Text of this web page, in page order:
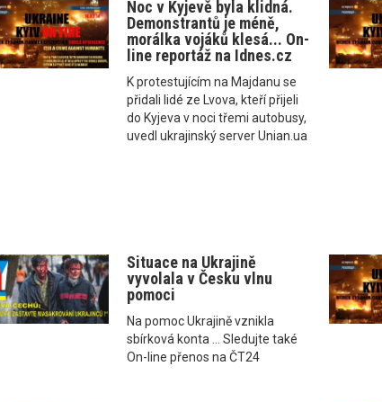
Noc v Kyjevě byla klidná.
Demonstrantů je méně,
morálka vojáků klesá... On-
line reportáž na Idnes.cz
K protestujícím na Majdanu se
přidali lidé ze Lvova, kteří přijeli
do Kyjeva v noci třemi autobusy,
uvedl ukrajinský server Unian.ua
Situace na Ukrajině
vyvolala v Česku vlnu
pomoci
Na pomoc Ukrajině vznikla
sbírková konta ... Sledujte také
On-line přenos na ČT24